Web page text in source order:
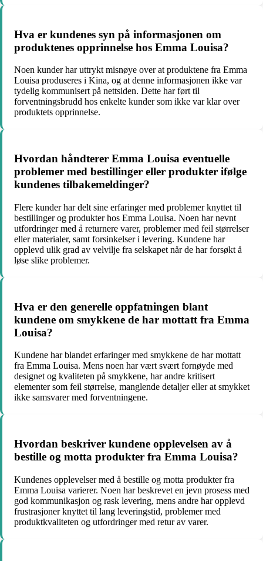
Hva er kundenes syn på informasjonen om
produktenes opprinnelse hos Emma Louisa?
Noen kunder har uttrykt misnøye over at produktene fra Emma
Louisa produseres i Kina, og at denne informasjonen ikke var
tydelig kommunisert på nettsiden. Dette har ført til
forventningsbrudd hos enkelte kunder som ikke var klar over
produktets opprinnelse.
Hvordan håndterer Emma Louisa eventuelle
problemer med bestillinger eller produkter ifølge
kundenes tilbakemeldinger?
Flere kunder har delt sine erfaringer med problemer knyttet til
bestillinger og produkter hos Emma Louisa. Noen har nevnt
utfordringer med å returnere varer, problemer med feil størrelser
eller materialer, samt forsinkelser i levering. Kundene har
opplevd ulik grad av velvilje fra selskapet når de har forsøkt å
løse slike problemer.
Hva er den generelle oppfatningen blant
kundene om smykkene de har mottatt fra Emma
Louisa?
Kundene har blandet erfaringer med smykkene de har mottatt
fra Emma Louisa. Mens noen har vært svært fornøyde med
designet og kvaliteten på smykkene, har andre kritisert
elementer som feil størrelse, manglende detaljer eller at smykket
ikke samsvarer med forventningene.
Hvordan beskriver kundene opplevelsen av å
bestille og motta produkter fra Emma Louisa?
Kundenes opplevelser med å bestille og motta produkter fra
Emma Louisa varierer. Noen har beskrevet en jevn prosess med
god kommunikasjon og rask levering, mens andre har opplevd
frustrasjoner knyttet til lang leveringstid, problemer med
produktkvaliteten og utfordringer med retur av varer.